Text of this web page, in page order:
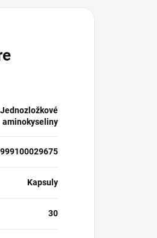
Jednozložkové
aminokyseliny
Kapsuly
30